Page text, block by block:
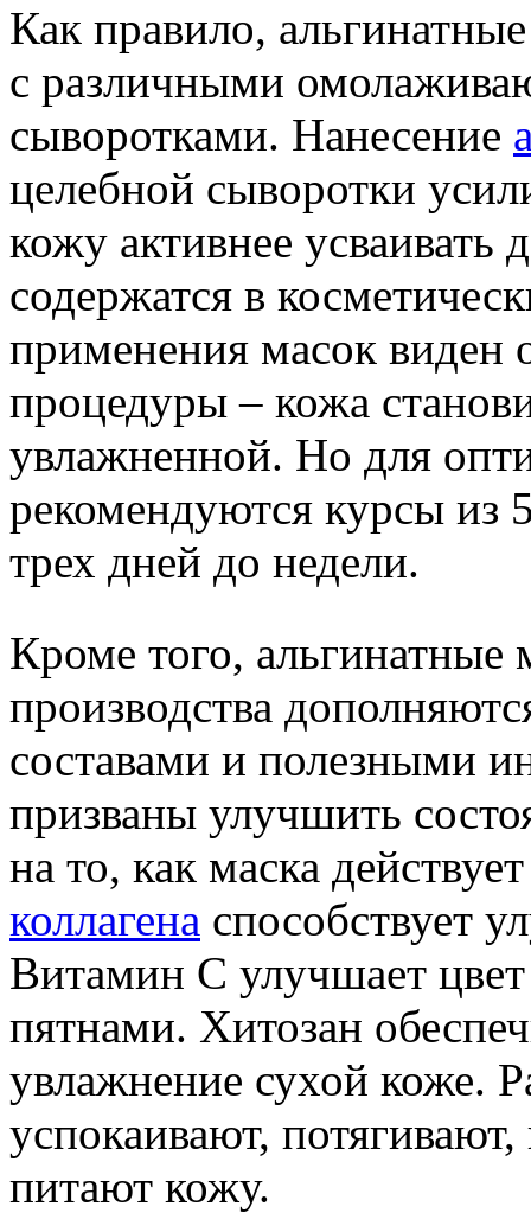
Как правило,
с различными
сыворотками. Нанесение
целебной сыворотки
кожу активнее
содержатся в
применения масок виден
процедуры – кожа
увлажненной. Но для
рекомендуются курсы из
трех дней до недели.
Кроме того,
производства
составами и полезными
призваны улучшить
на то, как маска
коллагена способствует
Витамин C улучшает
пятнами. Хитозан
увлажнение сухой коже.
успокаивают,
питают кожу.